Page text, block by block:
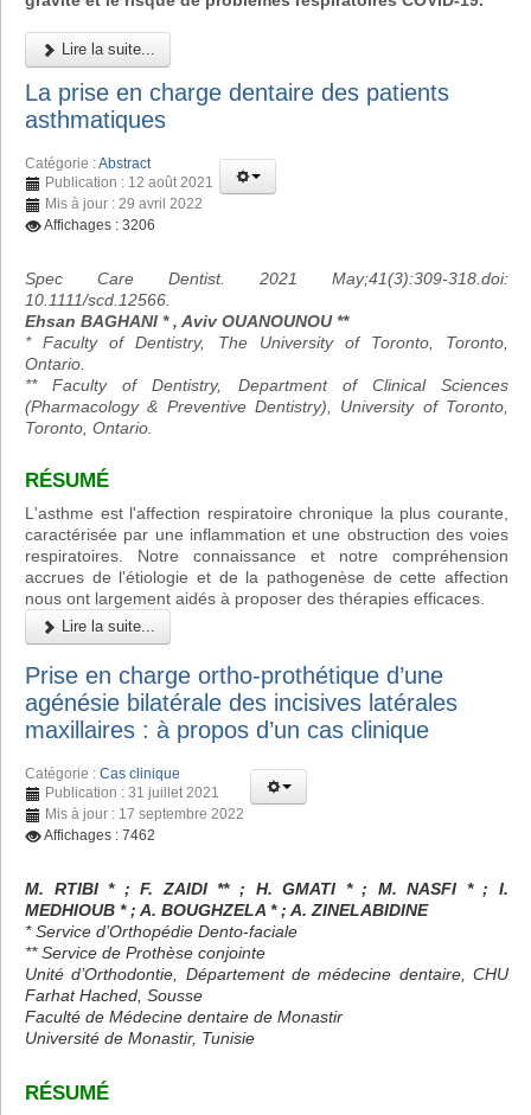
Lire la suite...
La prise en charge dentaire des patients
asthmatiques
Catégorie :Abstract
Publication : 12 août 2021
Mis à jour : 29 avril 2022
Affichages : 3206
Spec Care Dentist. 2021 May;41(3):309-318.doi:
10.1111/scd.12566.
Ehsan BAGHANI * , Aviv OUANOUNOU **
* Faculty of Dentistry, The University of Toronto, Toronto,
Ontario.
** Faculty of Dentistry, Department of Clinical Sciences
(Pharmacology & Preventive Dentistry), University of Toronto,
Toronto, Ontario.
RÉSUMÉ
L'asthme est l'affection respiratoire chronique la plus courante,
caractérisée par une inflammation et une obstruction des voies
respiratoires. Notre connaissance et notre compréhension
accrues de l'étiologie et de la pathogenèse de cette affection
nous ont largement aidés à proposer des thérapies efficaces.
Lire la suite...
Prise en charge ortho-prothétique d’une
agénésie bilatérale des incisives latérales
maxillaires : à propos d’un cas clinique
Catégorie : Cas clinique
Publication : 31 juillet 2021
Mis à jour : 17 septembre 2022
Affichages : 7462
M. RTIBI * ; F. ZAIDI ** ; H. GMATI * ; M. NASFI * ; I.
MEDHIOUB * ; A. BOUGHZELA * ; A. ZINELABIDINE
* Service d’Orthopédie Dento-faciale
** Service de Prothèse conjointe
Unité d’Orthodontie, Département de médecine dentaire, CHU
Farhat Hached, Sousse
Faculté de Médecine dentaire de Monastir
Université de Monastir, Tunisie
RÉSUMÉ